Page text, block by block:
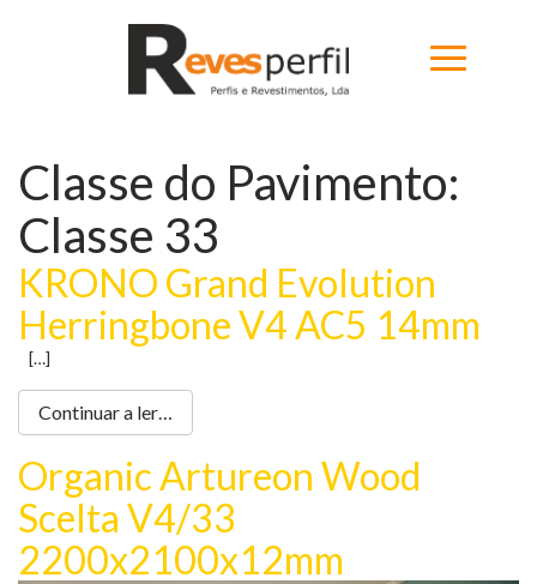
Home
Novidades
Catálogos
Contactos
Classe do Pavimento:
Classe 33
KRONO Grand Evolution
Herringbone V4 AC5 14mm
[…]
Continuar a ler…
Organic Artureon Wood
Scelta V4/33
2200x2100x12mm